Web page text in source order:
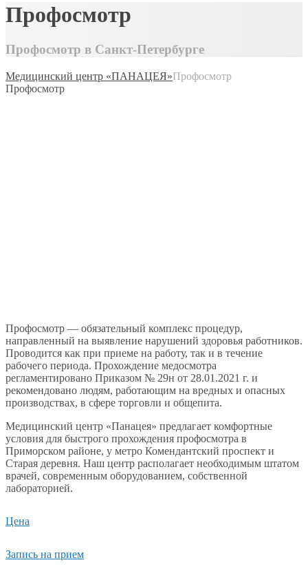
Профосмотр
Профосмотр в Санкт-Петербурге
Медицинский центр «ПАНАЦЕЯ»Профосмотр
Профосмотр
Профосмотр — обязательный комплекс процедур,
направленный на выявление нарушений здоровья работников.
Проводится как при приеме на работу, так и в течение
рабочего периода. Прохождение медосмотра
регламентировано Приказом № 29н от 28.01.2021 г. и
рекомендовано людям, работающим на вредных и опасных
производствах, в сфере торговли и общепита.
Медицинский центр «Панацея» предлагает комфортные
условия для быстрого прохождения профосмотра в
Приморском районе, у метро Комендантский проспект и
Старая деревня. Наш центр располагает необходимым штатом
врачей, современным оборудованием, собственной
лабораторией.
Цена
Запись на прием